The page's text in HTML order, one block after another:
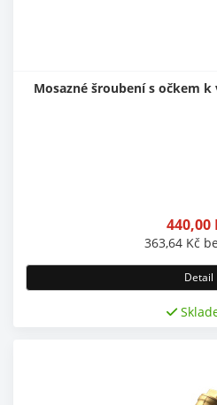
Mosazné šroubení s očkem
440,00
363,64 Kč
Detail